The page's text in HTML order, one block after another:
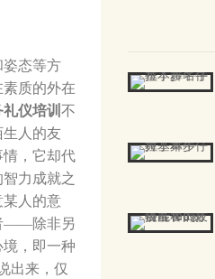
姿态等方
质的外在
礼仪培训 不
人的友
，它却代
力成就之
某人的意
——除非另
，即一种
出来，仅